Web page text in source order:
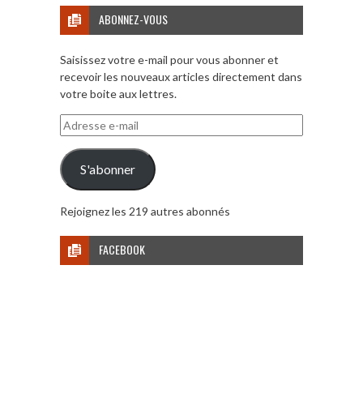
ABONNEZ-VOUS
Saisissez votre e-mail pour vous abonner et
recevoir les nouveaux articles directement dans
votre boite aux lettres.
Adresse
e-
mail
S'abonner
Rejoignez les 219 autres abonnés
FACEBOOK